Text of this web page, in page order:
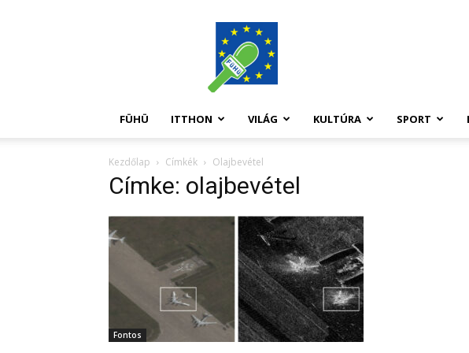
FüHü
FÜHÜ ITTHON VILÁG KULTÚRA SPORT
Kezdőlap Címkék Olajbevétel
Címke: olajbevétel
Fontos